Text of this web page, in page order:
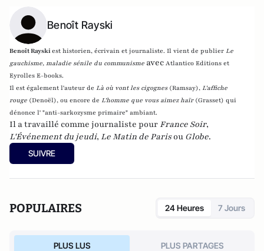
Benoît Rayski
Benoît Rayskiest historien, écrivain et journaliste. Il vient de publier Le
gauchisme, maladie sénile du communisme avec Atlantico Editions et
Eyrolles E-books.
Il est également l'auteur de Là où vont les cigognes (Ramsay), L'affiche
rouge (Denoël), ou encore de L'homme que vous aimez haïr (Grasset) qui
dénonce l' "anti-sarkozysme primaire" ambiant.
Il a travaillé comme journaliste pour France Soir,
L'Événement du jeudi, Le Matin de Parisou Globe.
SUIVRE
POPULAIRES 24 Heures 7 Jours
PLUS LUS PLUS PARTAGES